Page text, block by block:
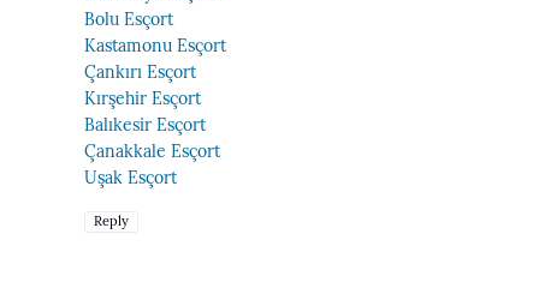
Bolu Esçort
Kastamonu Esçort
Çankırı Esçort
Kırşehir Esçort
Balıkesir Esçort
Çanakkale Esçort
Uşak Esçort
Reply